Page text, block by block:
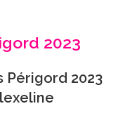
2023
Périgord 2023